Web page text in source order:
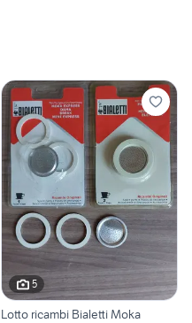
5
Lotto ricambi Bialetti Moka